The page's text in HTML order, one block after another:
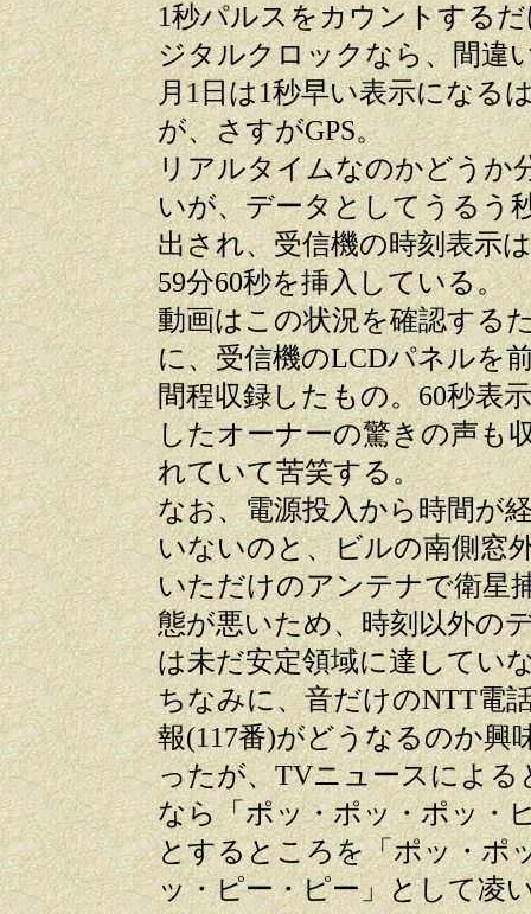
1秒パルスをカウントする
ジタルクロックなら、間違
月1日は1秒早い表示になる
が、さすがGPS。
リアルタイムなのかどうか
いが、データとしてうるう
出され、受信機の時刻表示
59分60秒を挿入している。
動画はこの状況を確認する
に、受信機のLCDパネルを
間程収録したもの。60秒表
したオーナーの驚きの声も
れていて苦笑する。
なお、電源投入から時間が
いないのと、ビルの南側窓
いただけのアンテナで衛星
態が悪いため、時刻以外の
は未だ安定領域に達してい
ちなみに、音だけのNTT電
報(117番)がどうなるのか興
ったが、TVニュースによる
なら「ポッ・ポッ・ポッ・
とするところを「ポッ・ポ
ッ・ピー・ピー」として凌